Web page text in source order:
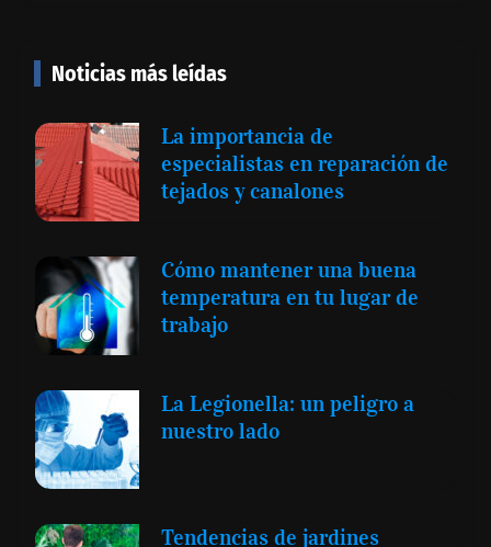
Noticias más leídas
La importancia de
especialistas en reparación de
tejados y canalones
Cómo mantener una buena
temperatura en tu lugar de
trabajo
La Legionella: un peligro a
nuestro lado
Tendencias de jardines